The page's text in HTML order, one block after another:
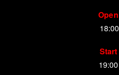
Open
18:00
Start
19:00